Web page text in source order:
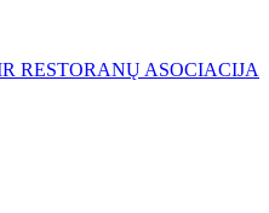
RESTORANŲ ASOCIACIJA